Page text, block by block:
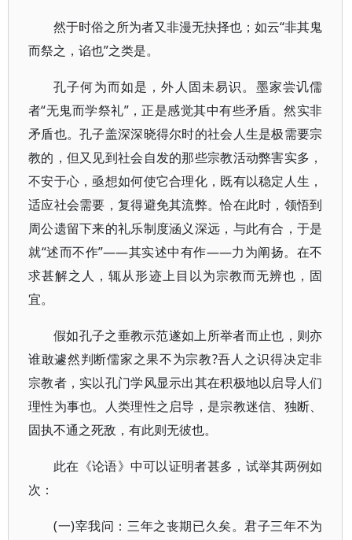
然于时俗之所为者又非漫无抉择也；如云“非其鬼
而祭之，谄也”之类是。
孔子何为而如是，外人固未易识。墨家尝讥儒
者“无鬼而学祭礼”，正是感觉其中有些矛盾。然实非
矛盾也。孔子盖深深晓得尔时的社会人生是极需要宗
教的，但又见到社会自发的那些宗教活动弊害实多，
不安于心，亟想如何使它合理化，既有以稳定人生，
适应社会需要，复得避免其流弊。恰在此时，领悟到
周公遗留下来的礼乐制度涵义深远，与此有合，于是
就“述而不作”——其实述中有作——力为阐扬。在不
求甚解之人，辄从形迹上目以为宗教而无辨也，固
宜。
假如孔子之垂教示范遂如上所举者而止也，则亦
谁敢遽然判断儒家之果不为宗教?吾人之识得决定非
宗教者，实以孔门学风显示出其在积极地以启导人们
理性为事也。人类理性之启导，是宗教迷信、独断、
固执不通之死敌，有此则无彼也。
此在《论语》中可以证明者甚多，试举其两例如
次：
(一)宰我问：三年之丧期已久矣。君子三年不为